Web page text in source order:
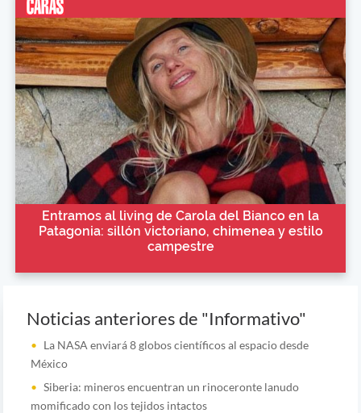
Entramos al living de Carola del Bianco en la
Patagonia: sillón victoriano, chimenea y estilo
campestre
Noticias anteriores de "Informativo"
La NASA enviará 8 globos científicos al espacio desde
México
Siberia: mineros encuentran un rinoceronte lanudo
momificado con los tejidos intactos